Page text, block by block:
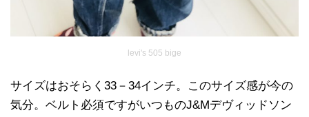
levi's 505 bige
サイズはおそらく33－34インチ。このサイズ感が今の
気分。ベルト必須ですがいつものJ&Mデヴィッドソン